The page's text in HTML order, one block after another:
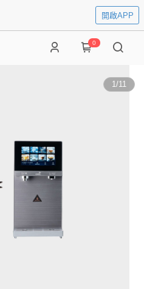
開啟APP
0
1/11